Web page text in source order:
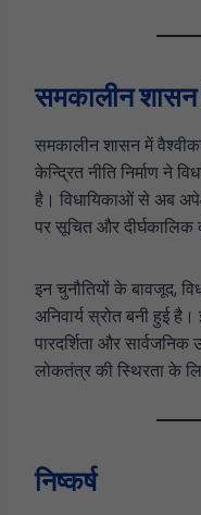
समकालीन शासन
समकालीन शासन में
केन्द्रित नीति निर्माण ने
है। विधायिकाओं से अब
पर सूचित और दीर्घकालिक
इन चुनौतियों के बावजूद,
अनिवार्य स्रोत बनी हुई
पारदर्शिता और सार्वजनिक
लोकतंत्र की स्थिरता के
निष्कर्ष